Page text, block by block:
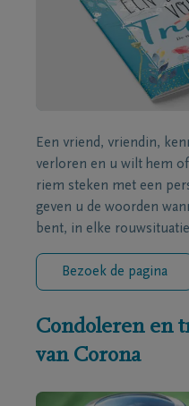
Een vriend, vriendin,
verloren en u wilt hem
riem steken met een
geven u de woorden
bent, in elke
Bezoek de pagina
Condoleren en
van Corona